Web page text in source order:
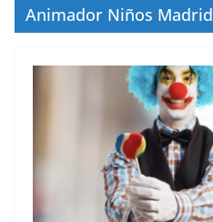
Animador Niños Madrid